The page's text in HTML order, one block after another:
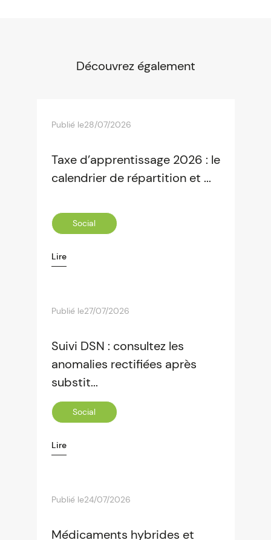
Découvrez également
Publié le28/07/2026
Taxe d’apprentissage 2026 : le
calendrier de répartition et ...
Social
Lire
Publié le27/07/2026
Suivi DSN : consultez les
anomalies rectifiées après
substit...
Social
Lire
Publié le24/07/2026
Médicaments hybrides et